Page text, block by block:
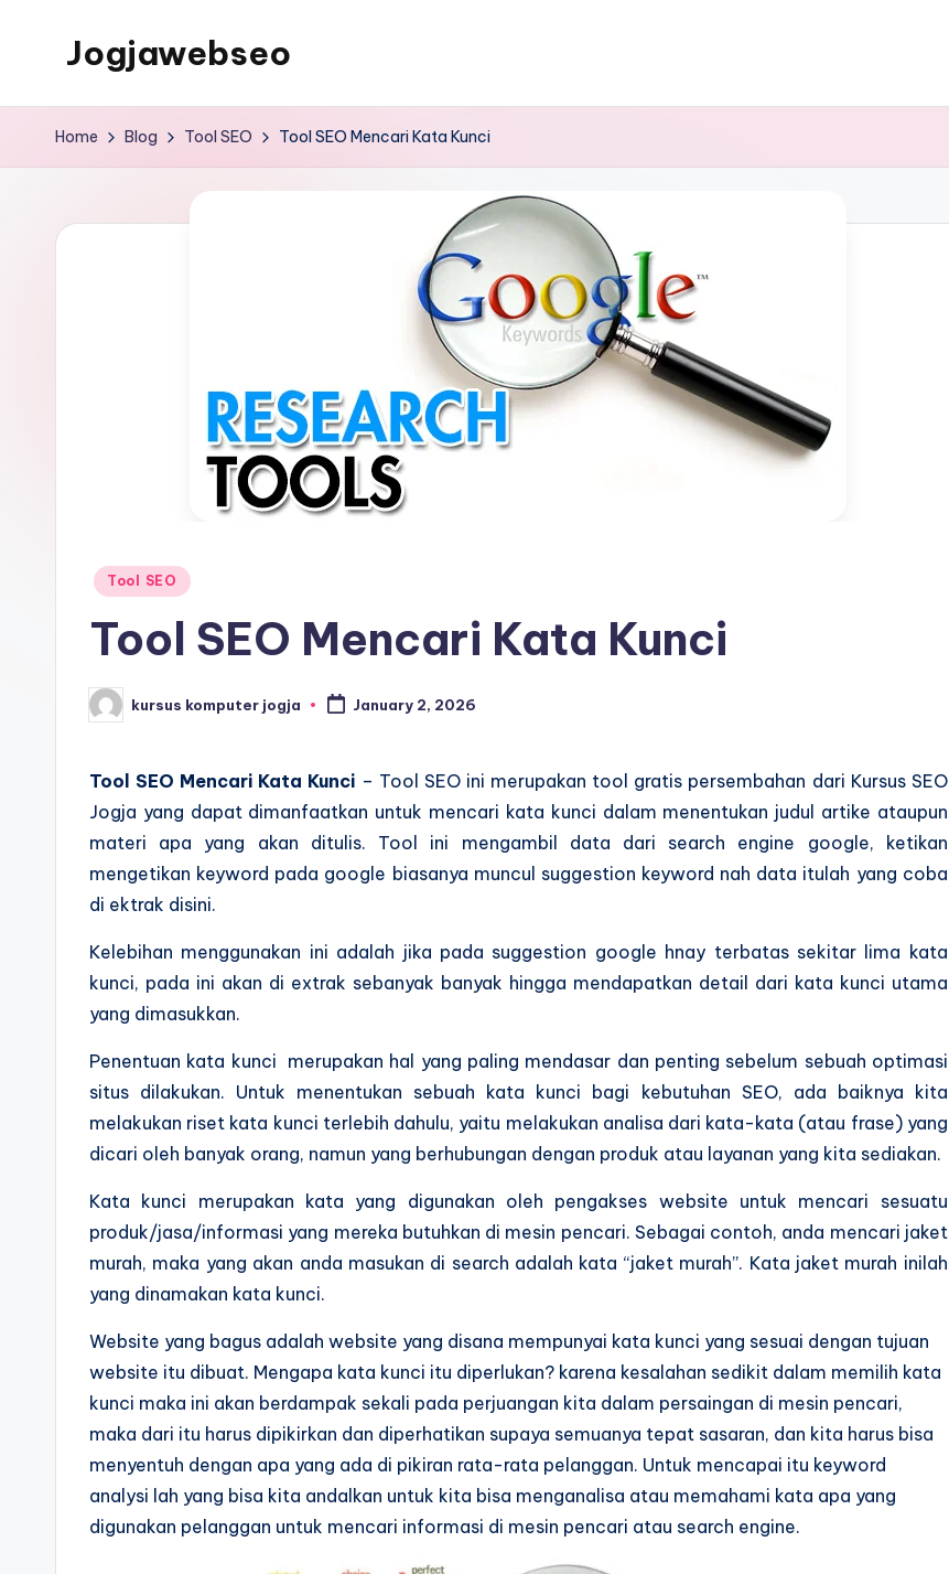
Jogjawebseo
Home Blog Tool SEO Tool SEO Mencari Kata Kunci
Tool SEO
Tool SEO Mencari Kata Kunci
kursus komputer jogja January 2, 2026
Tool SEO Mencari Kata Kunci – Tool SEO ini merupakan tool gratis persembahan dari Kursus SEO
Jogja yang dapat dimanfaatkan untuk mencari kata kunci dalam menentukan judul artike ataupun
materi apa yang akan ditulis. Tool ini mengambil data dari search engine google, ketikan
mengetikan keyword pada google biasanya muncul suggestion keyword nah data itulah yang coba
di ektrak disini.
Kelebihan menggunakan ini adalah jika pada suggestion google hnay terbatas sekitar lima kata
kunci, pada ini akan di extrak sebanyak banyak hingga mendapatkan detail dari kata kunci utama
yang dimasukkan.
Penentuan kata kunci merupakan hal yang paling mendasar dan penting sebelum sebuah optimasi
situs dilakukan. Untuk menentukan sebuah kata kunci bagi kebutuhan SEO, ada baiknya kita
melakukan riset kata kunci terlebih dahulu, yaitu melakukan analisa dari kata-kata (atau frase) yang
dicari oleh banyak orang, namun yang berhubungan dengan produk atau layanan yang kita sediakan.
Kata kunci merupakan kata yang digunakan oleh pengakses website untuk mencari sesuatu
produk/jasa/informasi yang mereka butuhkan di mesin pencari. Sebagai contoh, anda mencari jaket
murah, maka yang akan anda masukan di search adalah kata “jaket murah”. Kata jaket murah inilah
yang dinamakan kata kunci.
Website yang bagus adalah website yang disana mempunyai kata kunci yang sesuai dengan tujuan
website itu dibuat. Mengapa kata kunci itu diperlukan? karena kesalahan sedikit dalam memilih kata
kunci maka ini akan berdampak sekali pada perjuangan kita dalam persaingan di mesin pencari,
maka dari itu harus dipikirkan dan diperhatikan supaya semuanya tepat sasaran, dan kita harus bisa
menyentuh dengan apa yang ada di pikiran rata-rata pelanggan. Untuk mencapai itu keyword
analysi lah yang bisa kita andalkan untuk kita bisa menganalisa atau memahami kata apa yang
digunakan pelanggan untuk mencari informasi di mesin pencari atau search engine.